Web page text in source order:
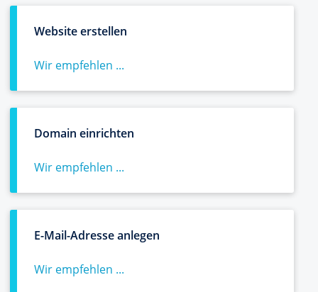
Website erstellen
Wir empfehlen ...
Domain einrichten
Wir empfehlen ...
E-Mail-Adresse anlegen
Wir empfehlen ...